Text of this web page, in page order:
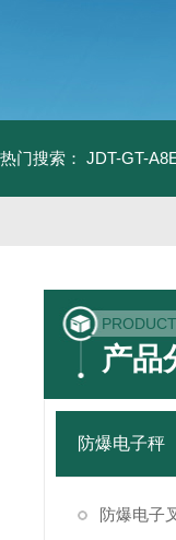
热门搜索： JDT-GT-
产品
防爆电子秤
防爆电子